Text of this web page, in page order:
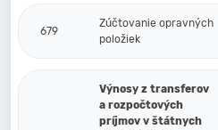
679
Zúčtovanie opravných
položiek
Výnosy z transferov
a rozpočtových
príjmov v štátnych